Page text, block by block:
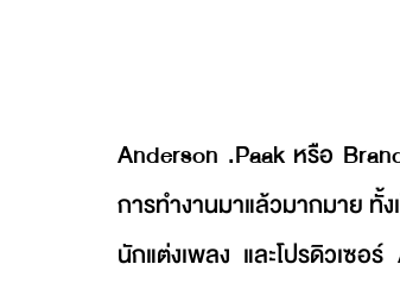
Anderson .Paak หรือ
การทำงานมาแล้วมากมาย ทั้
นักแต่งเพลง และโปรดิวเซอ